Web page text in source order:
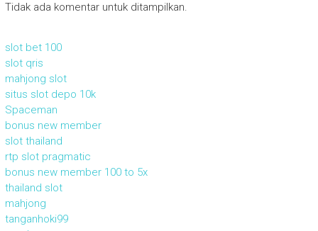
Tidak ada komentar untuk ditampilkan.
slot bet 100
slot qris
mahjong slot
situs slot depo 10k
Spaceman
bonus new member
slot thailand
rtp slot pragmatic
bonus new member 100 to 5x
thailand slot
mahjong
tanganhoki99